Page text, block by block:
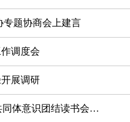
专题协商会上建言
调度会
展调研
同体意识团结读书会…